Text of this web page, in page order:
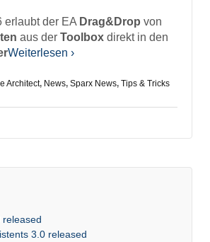
erlaubt der EA Drag&Drop von
aus der Toolbox direkt in den
Weiterlesen ›
Architect, News, Sparx News, Tips & Tricks
released
3.0 released